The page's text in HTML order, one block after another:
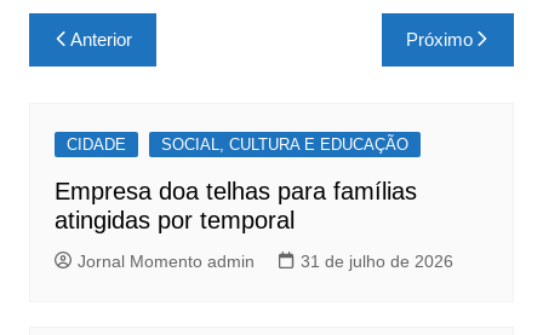
c
e
o
o
k
at
s
p
p
Navegação
de
Anterior Próximo
CIDADE SOCIAL, CULTURA E EDUCAÇÃO
Empresa doa telhas para famílias
atingidas por temporal
Jornal Momento admin 31 de julho de 2026